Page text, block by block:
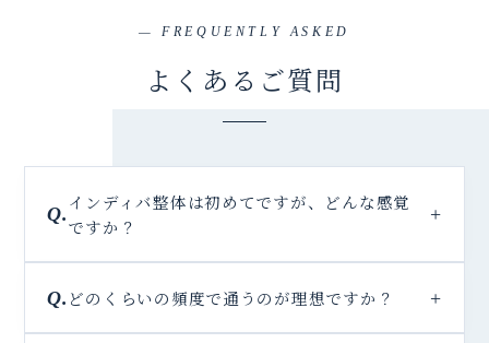
— FREQUENTLY ASKED
よくあるご質問
インディバ整体は初めてですが、どんな感覚
ですか？
どのくらいの頻度で通うのが理想ですか？